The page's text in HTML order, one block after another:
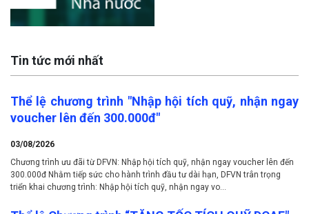
Tin tức mới nhất
Thể lệ chương trình "Nhập hội tích quỹ, nhận ngay
voucher lên đến 300.000đ"
03/08/2026
Chương trình ưu đãi từ DFVN: Nhập hội tích quỹ, nhận ngay voucher lên đến
300.000đ Nhằm tiếp sức cho hành trình đầu tư dài hạn, DFVN trân trọng
triển khai chương trình: Nhập hội tích quỹ, nhận ngay vo...